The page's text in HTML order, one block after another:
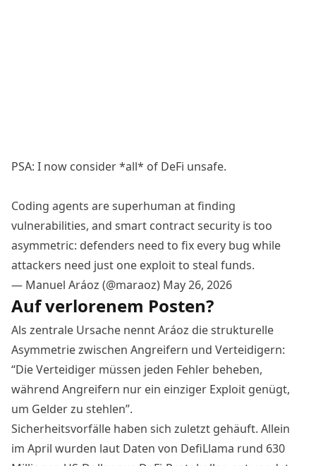
PSA: I now consider *all* of DeFi unsafe.
Coding agents are superhuman at finding
vulnerabilities, and smart contract security is too
asymmetric: defenders need to fix every bug while
attackers need just one exploit to steal funds.
— Manuel Aráoz (@maraoz) May 26, 2026
Auf verlorenem Posten?
Als zentrale Ursache nennt Aráoz die strukturelle
Asymmetrie zwischen Angreifern und Verteidigern:
“Die Verteidiger müssen jeden Fehler beheben,
während Angreifern nur ein einziger Exploit genügt,
um Gelder zu stehlen”.
Sicherheitsvorfälle haben sich zuletzt gehäuft. Allein
im April wurden laut Daten von DefiLlama rund 630